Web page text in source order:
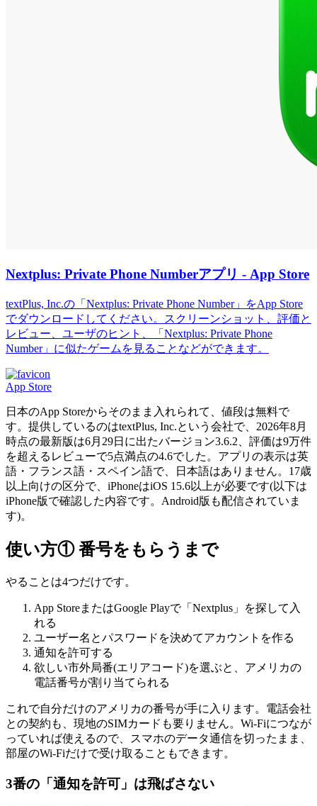
Nextplus: Private Phone Numberアプリ - App Store
textPlus, Inc.の「Nextplus: Private Phone Number」をApp Store
でダウンロードしてください。スクリーンショット、評価と
レビュー、ユーザのヒント、「Nextplus: Private Phone
Number」に似たゲームを見ることなどができます。
App Store
日本のApp Storeからそのまま入れられて、値段は無料で
す。提供しているのはtextPlus, Inc.という会社で、2026年8月
時点の最新版は6月29日に出たバージョン3.6.2、評価は9万件
を超えるレビューで5点満点の4.6でした。アプリの表示は英
語・フランス語・スペイン語で、日本語はありません。17歳
以上向けの区分で、iPhoneはiOS 15.6以上が必要です(以下は
iPhone版で確認した内容です。Android版も配信されていま
す)。
使い方① 番号をもらうまで
やることは4つだけです。
App StoreまたはGoogle Playで「Nextplus」を探して入
れる
ユーザー名とパスワードを決めてアカウントを作る
通知を許可する
欲しい市外局番(エリアコード)を選ぶと、アメリカの
電話番号が割り当てられる
これで自分だけのアメリカの番号が手に入ります。電話会社
との契約も、現地のSIMカードも要りません。Wi-Fiにつなが
っていれば使えるので、スマホのデータ通信を切ったまま、
部屋のWi-Fiだけで受け取ることもできます。
3番の「通知を許可」は飛ばさない